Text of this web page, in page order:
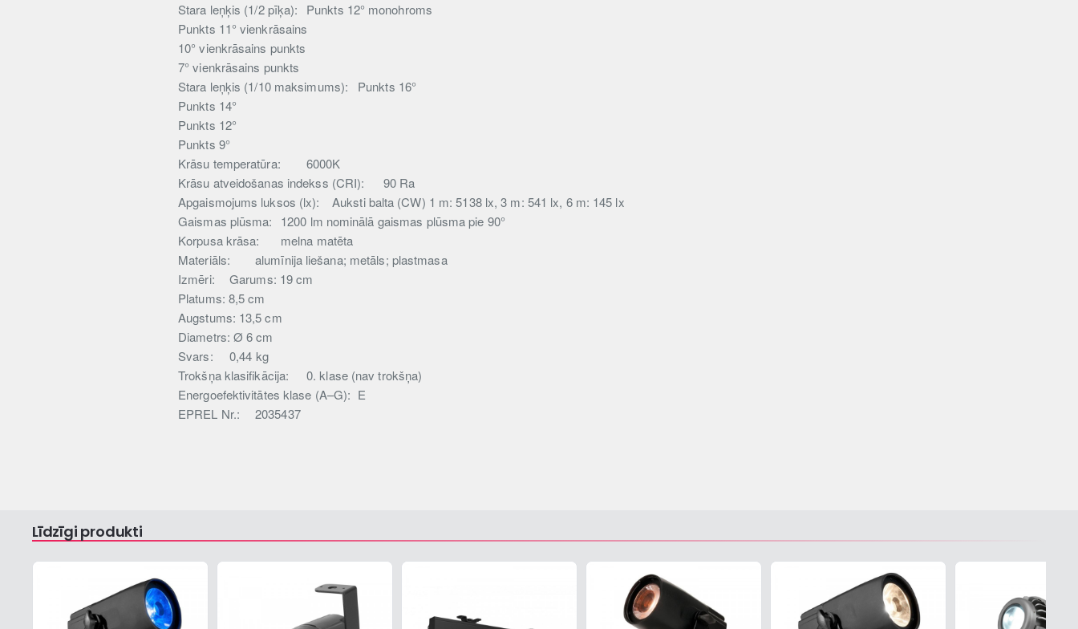
Stara leņķis (1/2 pīķa):
Punkts 12° monohroms
Punkts 11° vienkrāsains
10° vienkrāsains punkts
7° vienkrāsains punkts
Stara leņķis (1/10 maksimums):
Punkts 16°
Punkts 14°
Punkts 12°
Punkts 9°
Krāsu temperatūra:
6000K
Krāsu atveidošanas indekss (CRI):
90 Ra
Apgaismojums luksos (lx):
Auksti balta (CW) 1 m: 5138 lx, 3 m: 541 lx, 6 m: 145 lx
Gaismas plūsma:
1200 lm nominālā gaismas plūsma pie 90°
Korpusa krāsa:
melna matēta
Materiāls:
alumīnija liešana; metāls; plastmasa
Izmēri:
Garums: 19 cm
Platums: 8,5 cm
Augstums: 13,5 cm
Diametrs: Ø 6 cm
Svars:
0,44 kg
Trokšņa klasifikācija:
0. klase (nav trokšņa)
Energoefektivitātes klase (A–G): E
EPREL Nr.:
2035437
Līdzīgi produkti